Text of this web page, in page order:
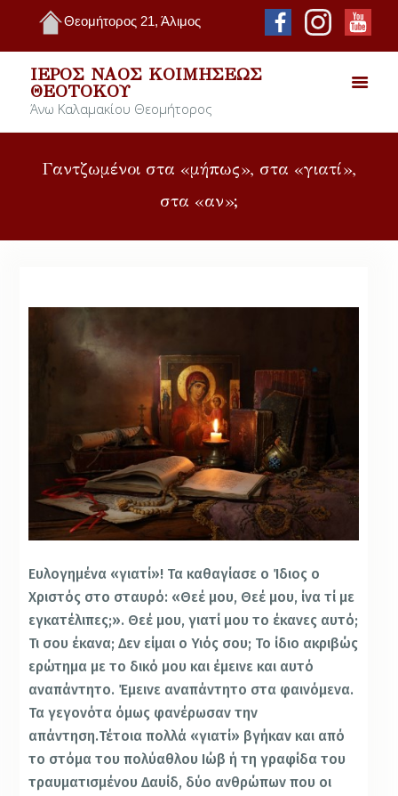
Θεομήτορος 21, Άλιμος
ΙΕΡΌΣ ΝΑΌΣ ΚΟΙΜΉΣΕΩΣ
ΘΕΟΤΌΚΟΥ
Άνω Καλαμακίου Θεομήτορος
Γαντζωμένοι στα «μήπως», στα «γιατί»,
στα «αν»;
Ευλογημένα «γιατί»! Τα καθαγίασε ο Ίδιος ο
Χριστός στο σταυρό: «Θεέ μου, Θεέ μου, ίνα τί με
εγκατέλιπες;». Θεέ μου, γιατί μου το έκανες αυτό;
Τι σου έκανα; Δεν είμαι ο Υιός σου; Το ίδιο ακριβώς
ερώτημα με το δικό μου και έμεινε και αυτό
αναπάντητο. Έμεινε αναπάντητο στα φαινόμενα.
Τα γεγονότα όμως φανέρωσαν την
απάντηση.Τέτοια πολλά «γιατί» βγήκαν και από
το στόμα του πολύαθλου Ιώβ ή τη γραφίδα του
τραυματισμένου Δαυίδ, δύο ανθρώπων που οι